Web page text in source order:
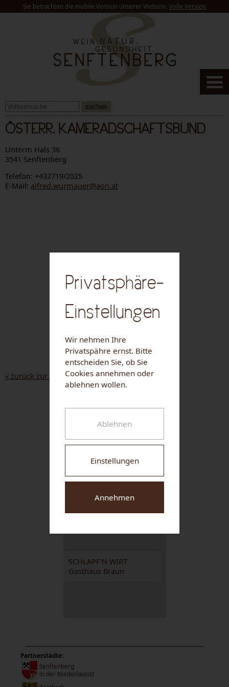
Sie betrachten die mobile Version unserer Website. Volle Version
suchen
ÖSTERR. KAMERADSCHAFTSBUND
Unterm Hals 36
3541 Senftenberg
Telefon: +432719/2025
E-Mail: alfred.wurmauer@aon.at
« zurück zur Liste
NUHR MEDICAL CENTER
SCHLAPF'N WIRT
Gasthaus Braun
Partnerstädte:
Senftenberg
in der Niederlausitz
Privatsphäre-
Einstellungen
Wir nehmen Ihre
Privatspähre ernst. Bitte
entscheiden Sie, ob Sie
Cookies annehmen oder
ablehnen wollen.
Ablehnen
Einstellungen
Annehmen